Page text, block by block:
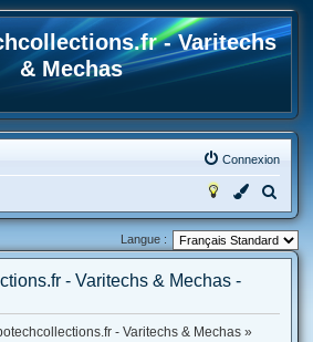
- Varitechs
& Mechas
Connexion
e
c
Langue :
- Varitechs & Mechas -
- Varitechs & Mechas »